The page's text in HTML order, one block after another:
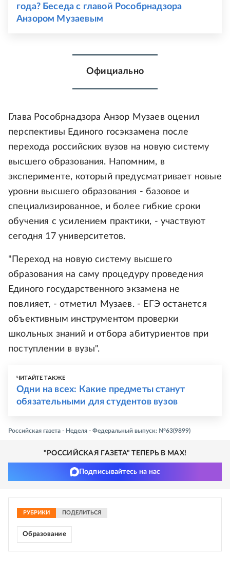
года? Беседа с главой Рособрнадзора
Анзором Музаевым
Официально
Глава Рособрнадзора Анзор Музаев оценил
перспективы Единого госэкзамена после
перехода российских вузов на новую систему
высшего образования. Напомним, в
эксперименте, который предусматривает новые
уровни высшего образования - базовое и
специализированное, и более гибкие сроки
обучения с усилением практики, - участвуют
сегодня 17 университетов.
"Переход на новую систему высшего
образования на саму процедуру проведения
Единого государственного экзамена не
повлияет, - отметил Музаев. - ЕГЭ останется
объективным инструментом проверки
школьных знаний и отбора абитуриентов при
поступлении в вузы".
ЧИТАЙТЕ ТАКЖЕ
Одни на всех: Какие предметы станут
обязательными для студентов вузов
Российская газета - Неделя - Федеральный выпуск: №63(9899)
"РОССИЙСКАЯ ГАЗЕТА" ТЕПЕРЬ В MAX!
Подписывайтесь на нас
РУБРИКИ ПОДЕЛИТЬСЯ
Образование